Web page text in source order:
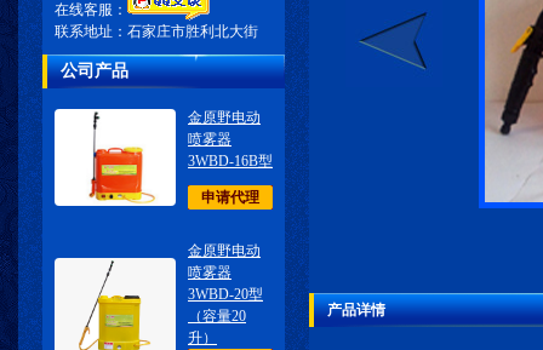
在线客服：
联系地址：石家庄市胜利北大街
公司产品
金原野电动
喷雾器
3WBD-16B型
申请代理
金原野电动
喷雾器
3WBD-20型
（容量20
升）
产品详情